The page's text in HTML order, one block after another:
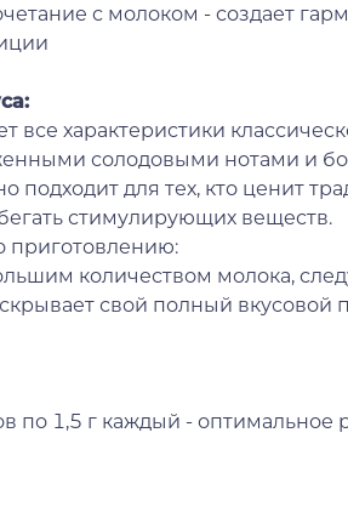
с молоком - создает
все характеристики
солодовыми нотами и
подходит для тех, кто ценит
стимулирующих веществ.
приготовлению:
количеством молока,
свой полный вкусовой
по 1,5 г каждый - оптимальное